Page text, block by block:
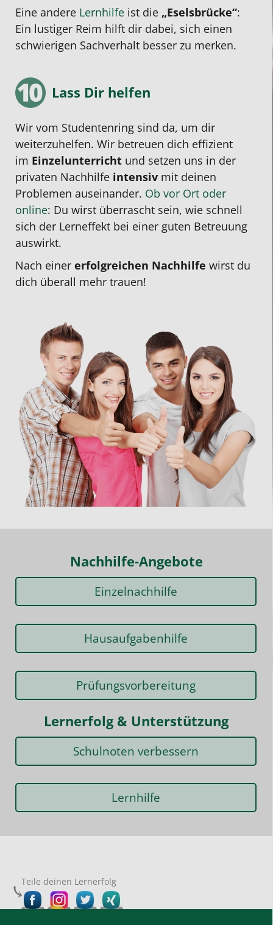
Eine andere Lernhilfe ist die „Eselsbrücke“:
Ein lustiger Reim hilft dir dabei, sich einen
schwierigen Sachverhalt besser zu merken.
Lass Dir helfen
Wir vom Studentenring sind da, um dir
weiterzuhelfen. Wir betreuen dich effizient
im Einzelunterricht und setzen uns in der
privaten Nachhilfe intensiv mit deinen
Problemen auseinander. Ob vor Ort oder
online: Du wirst überrascht sein, wie schnell
sich der Lerneffekt bei einer guten Betreuung
auswirkt.
Nach einer erfolgreichen Nachhilfe wirst du
dich überall mehr trauen!
Nachhilfe-Angebote
Einzelnachhilfe
Hausaufgabenhilfe
Prüfungsvorbereitung
Lernerfolg & Unterstützung
Schulnoten verbessern
Lernhilfe
Teile deinen Lernerfolg